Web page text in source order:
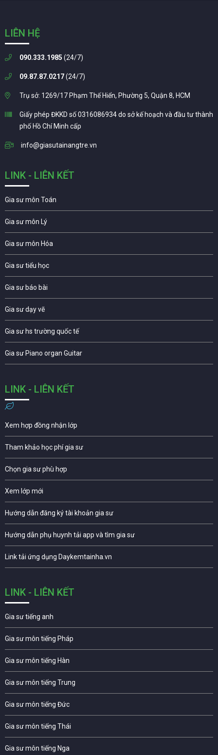
LIÊN HỆ
090.333.1985 (24/7)
09.87.87.0217(24/7)
Trụ sở: 1269/17 Phạm Thế Hiển, Phường 5, Quận 8, HCM
Giấy phép ĐKKD số 0316086934 do sở kế hoạch và đầu tư thành
phố Hồ Chí Minh cấp
info@giasutainangtre.vn
LINK - LIÊN KẾT
Gia sư môn Toán
Gia sư môn Lý
Gia sư môn Hóa
Gia sư tiểu học
Gia sư báo bài
Gia sư dạy vẽ
Gia sư hs trường quốc tế
Gia sư Piano organ Guitar
LINK - LIÊN KẾT
Xem hợp đồng nhận lớp
Tham khảo học phí gia sư
Chọn gia sư phù hợp
Xem lớp mới
Hướng dẫn đăng ký tài khoản gia sư
Hướng dẫn phụ huynh tải app và tìm gia sư
Link tải ứng dụng Daykemtainha.vn
LINK - LIÊN KẾT
Gia sư tiếng anh
Gia sư môn tiếng Pháp
Gia sư môn tiếng Hàn
Gia sư môn tiếng Trung
Gia sư môn tiếng Đức
Gia sư môn tiếng Thái
Gia sư môn tiếng Nga